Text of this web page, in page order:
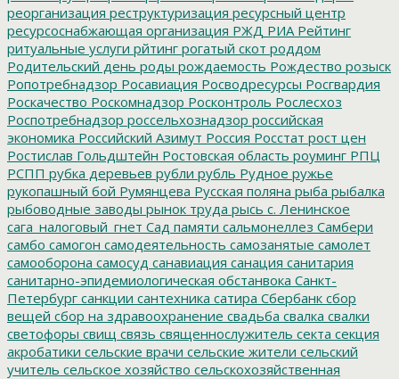
реорганизация реструктуризация ресурсный центр
ресурсоснабжающая организация РЖД РИА Рейтинг
ритуальные услуги рйтинг рогатый скот роддом
Родительский день роды рождаемость Рождество розыск
Ропотребнадзор Росавиация Росводресурсы Росгвардия
Роскачество Роскомнадзор Росконтроль Рослесхоз
Роспотребнадзор россельхознадзор российская
экономика Российский Азимут Россия Росстат рост цен
Ростислав Гольдштейн Ростовская область роуминг РПЦ
РСПП рубка деревьев рубли рубль Рудное ружье
рукопашный бой Румянцева Русская поляна рыба рыбалка
рыбоводные заводы рынок труда рысь с. Ленинское
сага_налоговый_гнет Сад памяти сальмонеллез Самбери
самбо самогон самодеятельность самозанятые самолет
самооборона самосуд санавиация санация санитария
санитарно-эпидемиологическая обстанвока Санкт-
Петербург санкции сантехника сатира Сбербанк сбор
вещей сбор на здравоохранение свадьба свалка свалки
светофоры свищ связь священнослужитель секта секция
акробатики сельские врачи сельские жители сельский
учитель сельское хозяйство сельскохозяйственная